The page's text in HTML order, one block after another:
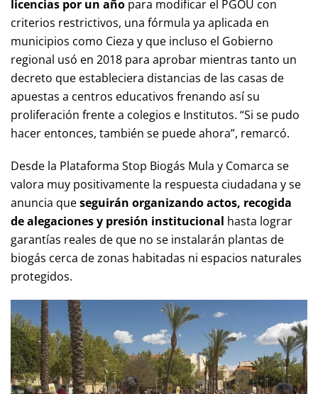
licencias por un año para modificar el PGOU con
criterios restrictivos, una fórmula ya aplicada en
municipios como Cieza y que incluso el Gobierno
regional usó en 2018 para aprobar mientras tanto un
decreto que estableciera distancias de las casas de
apuestas a centros educativos frenando así su
proliferación frente a colegios e Institutos. “Si se pudo
hacer entonces, también se puede ahora”, remarcó.
Desde la Plataforma Stop Biogás Mula y Comarca se
valora muy positivamente la respuesta ciudadana y se
anuncia queseguirán organizando actos, recogida
de alegaciones y presión institucional hasta lograr
garantías reales de que no se instalarán plantas de
biogás cerca de zonas habitadas ni espacios naturales
protegidos.